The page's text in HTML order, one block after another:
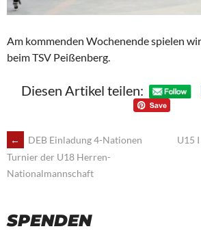
Am kommenden Wochenende spielen
beim TSV Peißenberg.
Diesen Artikel teilen:
POST
NAVIGATION
←
DEB Einladung 4-Nationen
Turnier der U18 Herren-
Nationalmannschaft
U15
SPENDEN